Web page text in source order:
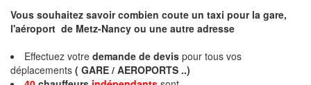
Vous souhaitez savoir combien coute un taxi pour la gare,
l'aéroport de Metz-Nancy ou une autre adresse
Effectuez votre demande de devis pour tous vos
déplacements ( GARE / AEROPORTS ..)